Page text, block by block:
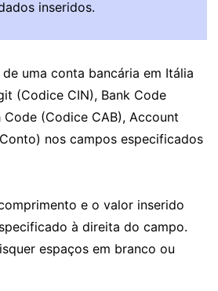
inseridos.
uma conta bancária em Itália
(Codice CIN), Bank Code
Code (Codice CAB), Account
nos campos especificados
e o valor inserido
à direita do campo.
espaços em branco ou